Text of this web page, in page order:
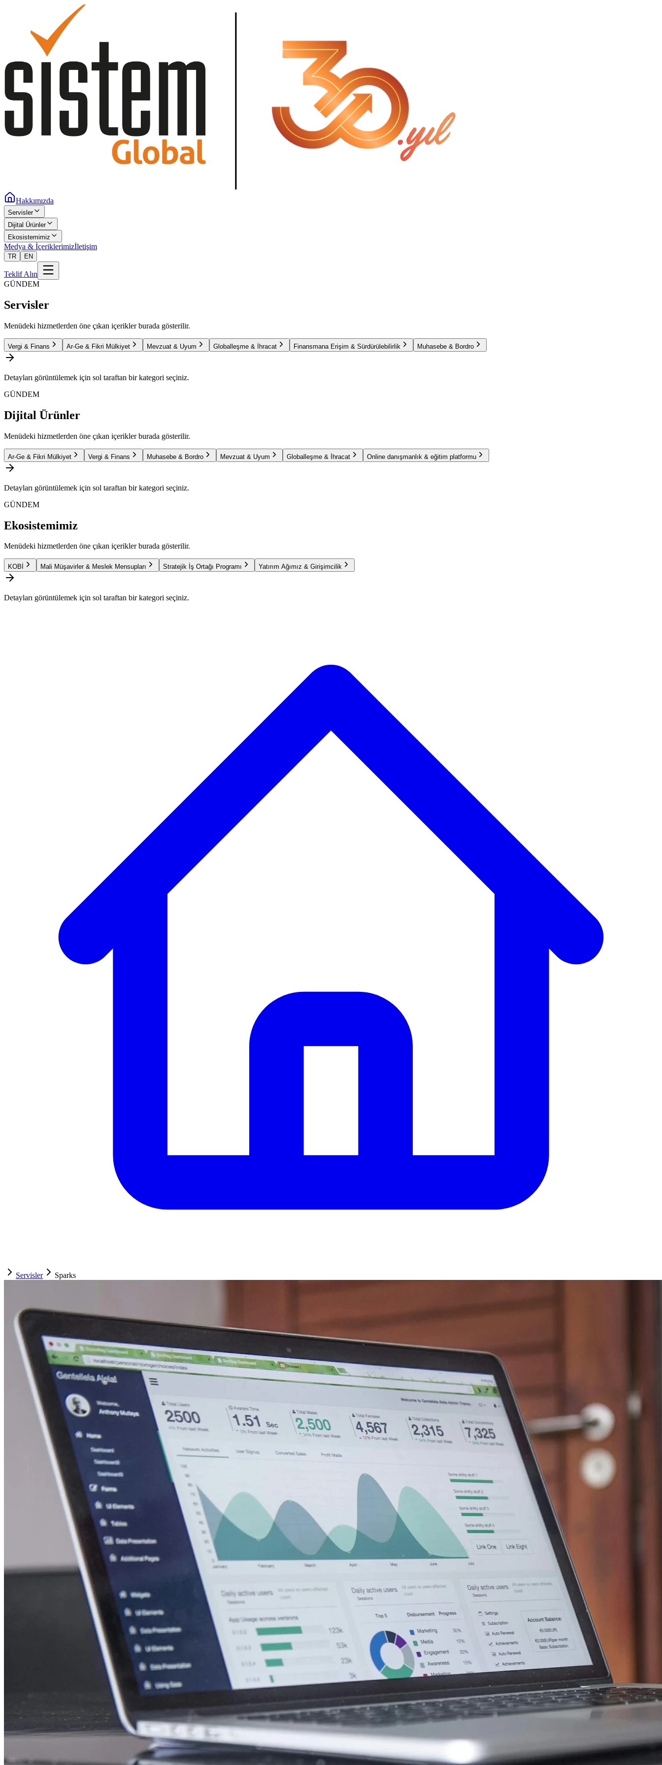
Hakkımızda
Servisler
Dijital Ürünler
Ekosistemimiz
Medya & İçeriklerimizİletişim
TR EN
Teklif Alın
GÜNDEM
Servisler
Menüdeki hizmetlerden öne çıkan içerikler burada gösterilir.
Vergi & Finans Ar-Ge & Fikri Mülkiyet Mevzuat & Uyum Globalleşme & İhracat Finansmana Erişim & Sürdürülebilirlik Muhasebe & Bordro
Detayları görüntülemek için sol taraftan bir kategori seçiniz.
GÜNDEM
Dijital Ürünler
Menüdeki hizmetlerden öne çıkan içerikler burada gösterilir.
Ar-Ge & Fikri Mülkiyet Vergi & Finans Muhasebe & Bordro Mevzuat & Uyum Globalleşme & İhracat Online danışmanlık & eğitim platformu
Detayları görüntülemek için sol taraftan bir kategori seçiniz.
GÜNDEM
Ekosistemimiz
Menüdeki hizmetlerden öne çıkan içerikler burada gösterilir.
KOBİ Mali Müşavirler & Meslek Mensupları Stratejik İş Ortağı Programı Yatırım Ağımız & Girişimcilik
Detayları görüntülemek için sol taraftan bir kategori seçiniz.
Servisler Sparks